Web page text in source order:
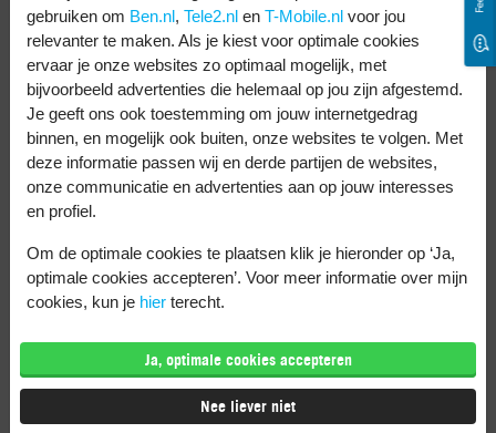
links en je kan diegene deblokkeren.
Tijd voor een nieuwe
telefoon?
Is je telefoon aan vervanging toe? Ik heb
een abonnement voor je. Zoals de
Samsung Galaxy S25
Sim Only
als je nog een goede telefoon
hebt. Bij mij kan het allemaal.
gebruiken om Ben.nl, Tele2.nl en T-Mobile.nl voor jou
relevanter te maken. Als je kiest voor optimale cookies
ervaar je onze websites zo optimaal mogelijk, met
bijvoorbeeld advertenties die helemaal op jou zijn afgestemd.
Je geeft ons ook toestemming om jouw internetgedrag
binnen, en mogelijk ook buiten, onze websites te volgen. Met
deze informatie passen wij en derde partijen de websites,
onze communicatie en advertenties aan op jouw interesses
en profiel.
Om de optimale cookies te plaatsen klik je hieronder op ‘Ja,
optimale cookies accepteren’. Voor meer informatie over mijn
cookies, kun je hier terecht.
Ja, optimale cookies accepteren
Nee liever niet